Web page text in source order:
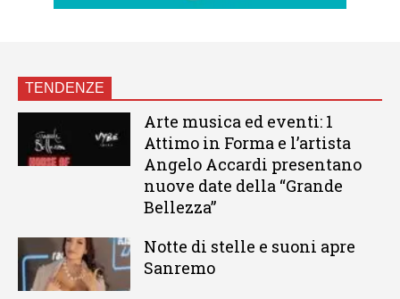
TENDENZE
Arte musica ed eventi: 1
Attimo in Forma e l’artista
Angelo Accardi presentano
nuove date della “Grande
Bellezza”
Notte di stelle e suoni apre
Sanremo